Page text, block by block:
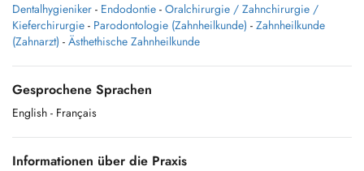
Dentalhygieniker - Endodontie - Oralchirurgie / Zahnchirurgie /
Kieferchirurgie - Parodontologie (Zahnheilkunde) - Zahnheilkunde
(Zahnarzt) - Ästhethische Zahnheilkunde
Gesprochene Sprachen
English - Français
Informationen über die Praxis